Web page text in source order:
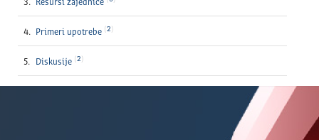
Resursi zajednice
Primeri upotrebe 2
Diskusije 2